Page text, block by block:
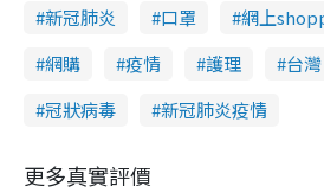
新冠肺炎 口罩 網上
網購
疫情 護理 台灣
冠狀病毒
新冠肺炎疫情
更多真實評價